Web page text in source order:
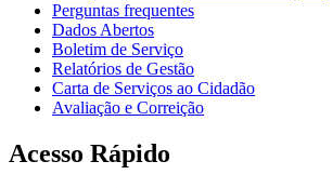
Perguntas frequentes
Dados Abertos
Boletim de Serviço
Relatórios de Gestão
Carta de Serviços ao Cidadão
Avaliação e Correição
Acesso Rápido